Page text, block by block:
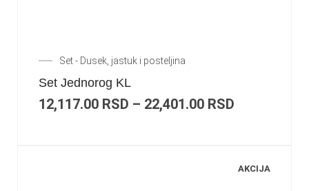
Set - Dusek, jastuk i posteljina
Set Jednorog KL
12,117.00 RSD – 22,401.00 RSD
AKCIJA